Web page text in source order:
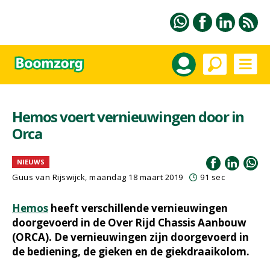
Hemos voert vernieuwingen door in
Orca
NIEUWS
Guus van Rijswijck, maandag 18 maart 2019 91 sec
Hemos heeft verschillende vernieuwingen
doorgevoerd in de Over Rijd Chassis Aanbouw
(ORCA). De vernieuwingen zijn doorgevoerd in
de bediening, de gieken en de giekdraaikolom.